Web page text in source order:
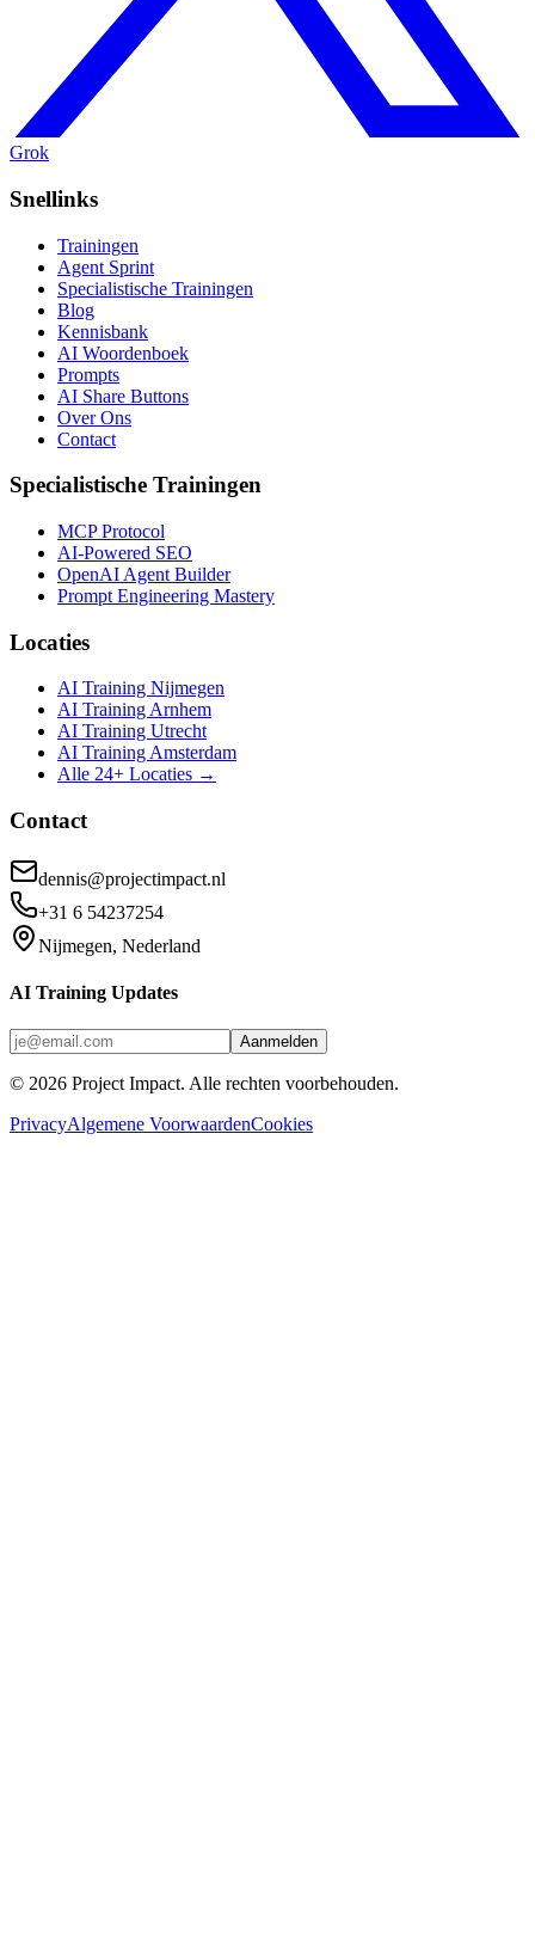
Grok
Snellinks
Trainingen
Agent Sprint
Specialistische Trainingen
Blog
Kennisbank
AI Woordenboek
Prompts
AI Share Buttons
Over Ons
Contact
Specialistische Trainingen
MCP Protocol
AI-Powered SEO
OpenAI Agent Builder
Prompt Engineering Mastery
Locaties
AI Training Nijmegen
AI Training Arnhem
AI Training Utrecht
AI Training Amsterdam
Alle 24+ Locaties →
Contact
dennis@projectimpact.nl
+31 6 54237254
Nijmegen, Nederland
AI Training Updates
Aanmelden
© 2026 Project Impact. Alle rechten voorbehouden.
PrivacyAlgemene VoorwaardenCookies